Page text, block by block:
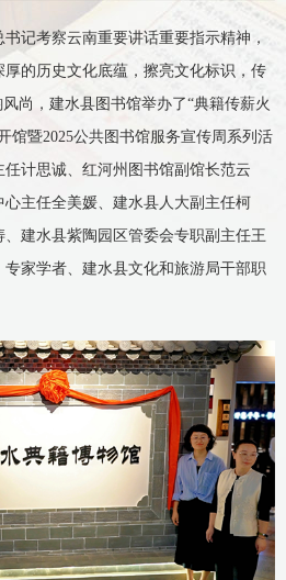
记考察云南重要讲话重要指示精神，
的历史文化底蕴，擦亮文化标识，传
尚，建水县图书馆举办了“典籍传薪火
馆暨2025公共图书馆服务宣传周系列活
计思诚、红河州图书馆副馆长范云
主任全美媛、建水县人大副主任柯
建水县紫陶园区管委会专职副主任王
家学者、建水县文化和旅游局干部职